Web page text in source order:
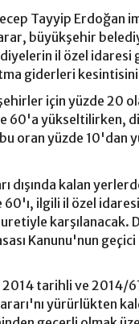
Tayyip Erdoğan
büyükşehir
il özel idaresi
giderleri
için yüzde 20
60'a yükseltilirken,
oran yüzde 10'dan
dışında kalan
ilgili il özel
karşılanacak.
Kanunu'nun
tarihli ve 2014/
yürürlükten